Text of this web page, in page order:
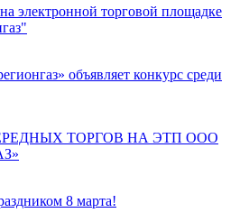
электронной торговой площадке
объявляет конкурс среди
ТОРГОВ НА ЭТП ООО
8 марта!